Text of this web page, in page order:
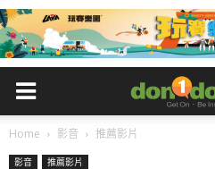
Home 影音 推薦影片
影音 推薦影片